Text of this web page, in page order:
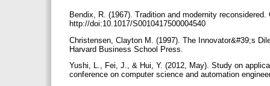
Bendix, R. (1967). Tradition and modernity
http://doi:10.1017/S0010417500004540
Christensen, Clayton M. (1997). The Innovator&#39;s
Harvard Business School Press.
Yushi, L., Fei, J., & Hui, Y. (2012, May). Study on
conference on computer science and automation